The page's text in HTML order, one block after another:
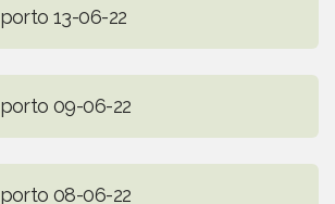
13-06-22
09-06-22
08-06-22